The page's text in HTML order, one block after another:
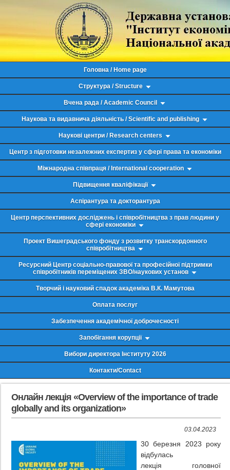
Головна / Home page
Структура / Structure
Вчена рада / Academic Council
Наукова та видавнича діяльність / Scientific and publishing
Наукові центри / Research centers
Центр з підготовки незалежних експертиз у сфері права та економіки
Міжнародна співпраця / International cooperation
Підвищення кваліфікації
Аспірантура та докторантура
Центр перспективних досліджень і співробітництва з прав людини у
сфері економіки
Проект Вишеградського фонду з розвитку транскордонного
співробітництва
Ресурсний Центр соціально-правової та професійної підтримки
співробітників переміщених ЗВО/наукових установ
Творчий і науковий спадок академіка В.К. Мамутова
Оплата послуг
Забезпечення академічної доброчесності
Запобігання корупції
Вибори директора Інституту 2026
Контакти/Contact
Онлайн лекція «Overview of the importance of trade
globally and its organization»
03.04.2023
30 березня 2023 року
відбулась
лекція
головної